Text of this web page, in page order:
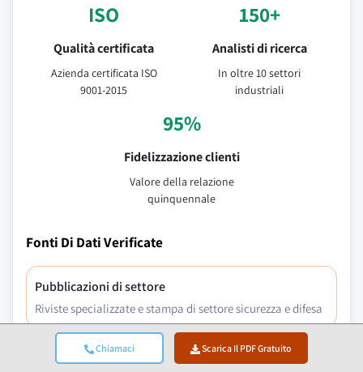
Chiamaci Scarica Il PDF Gratuito
ISO
Qualità certificata
Azienda certificata ISO
9001-2015
150+
Analisti di ricerca
In oltre 10 settori
industriali
95%
Fidelizzazione clienti
Valore della relazione
quinquennale
Fonti Di Dati Verificate
Pubblicazioni di settore
Riviste specializzate e stampa di settore sicurezza e difesa
Database di settore